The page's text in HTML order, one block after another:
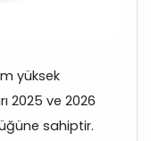
yüksek
2025 ve 2026
sahiptir.